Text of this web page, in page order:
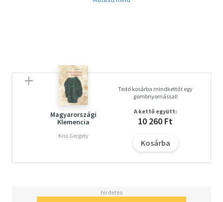
Magyarországi
Klemencia
Kiss Gergely
Tedd kosárba mindkettőt egy
gombnyomással!
A kettő együtt:
10 260 Ft
Kosárba